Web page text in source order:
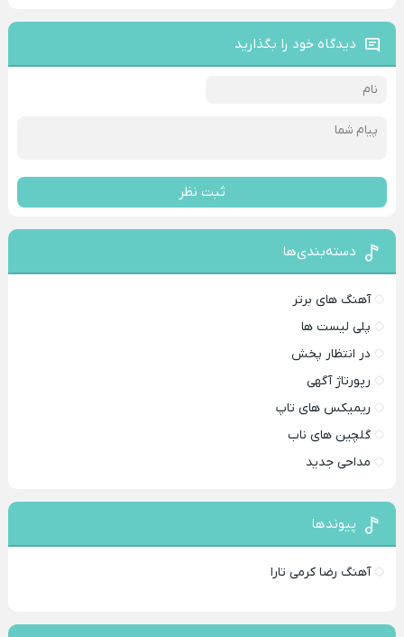
دیدگاه خود را بگذارید
ثبت نظر
دسته‌بندی‌ها
آهنگ های برتر
پلی لیست ها
در انتظار پخش
رپورتاژ آگهی
ریمیکس های تاپ
گلچین های ناب
مداحی جدید
پیوندها
آهنگ رضا کرمی تارا